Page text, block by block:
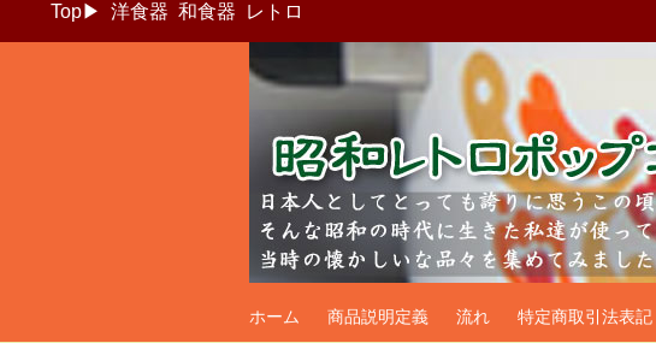
Top▶ 洋食器 和食器 レトロ
昭和レトロポップ食
ホーム 商品説明定義 流れ 特定商取引法表記